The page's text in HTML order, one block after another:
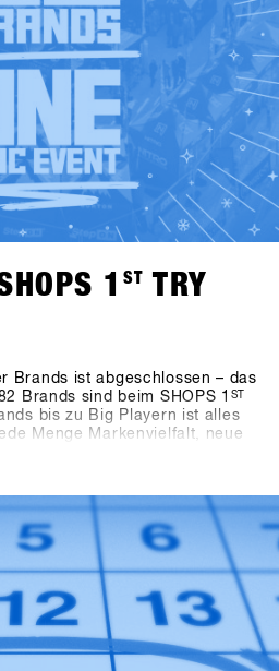
1 ST TRY
Brands ist abgeschlossen – das
Brands sind beim SHOPS 1 ST
bis zu Big Playern ist alles
Menge Markenvielfalt, neue